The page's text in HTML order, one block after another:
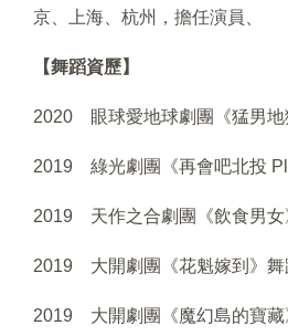
京、上海、杭州，擔任演員、
【舞蹈資歷】
2020 眼球愛地球劇團《猛男地
2019 綠光劇團《再會吧北投
2019 天作之合劇團《飲食男女
2019 大開劇團《花魁嫁到》舞
2019 大開劇團《魔幻島的寶藏